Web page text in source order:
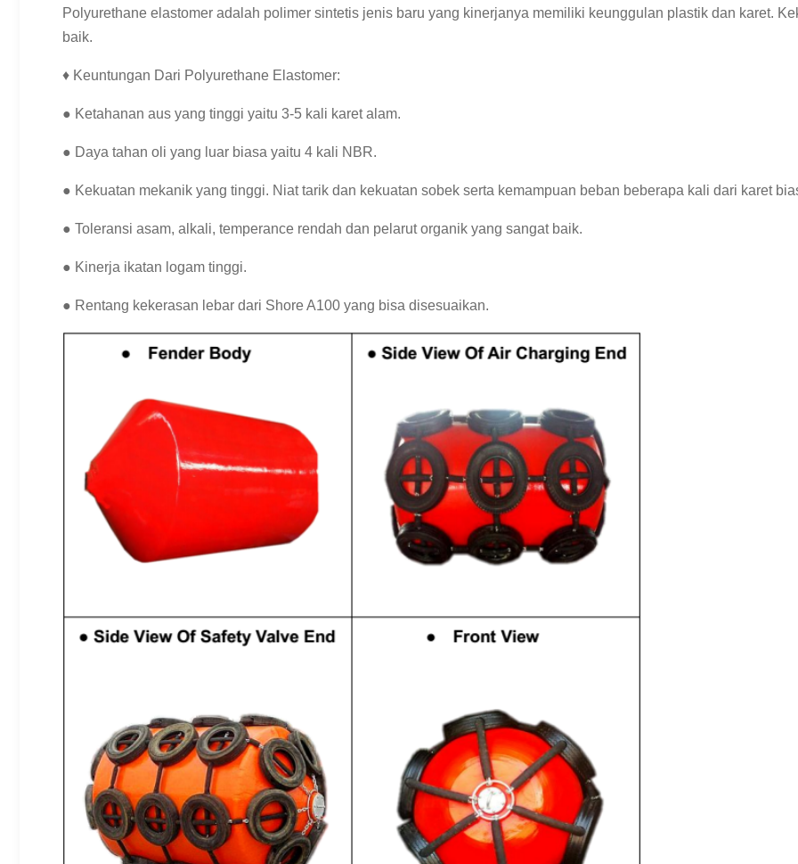
Polyurethane elastomer adalah polimer sintetis jenis baru yang kinerjanya memiliki keunggulan plastik dan karet.
baik.
♦ Keuntungan Dari Polyurethane Elastomer:
● Ketahanan aus yang tinggi yaitu 3-5 kali karet alam.
● Daya tahan oli yang luar biasa yaitu 4 kali NBR.
● Kekuatan mekanik yang tinggi. Niat tarik dan kekuatan sobek serta kemampuan beban beberapa kali dari karet
● Toleransi asam, alkali, temperance rendah dan pelarut organik yang sangat baik.
● Kinerja ikatan logam tinggi.
● Rentang kekerasan lebar dari Shore A100 yang bisa disesuaikan.